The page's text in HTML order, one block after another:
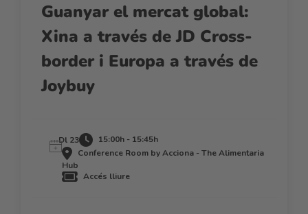
Guanyar el mercat global:
Xina a través de JD Cross-
border i Europa a través de
Joybuy
Dl 23
15:00h - 15:45h
Conference Room by Acciona - The Alimentaria
Hub
Accés lliure